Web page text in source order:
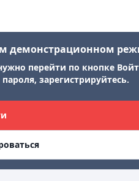
демонстрационном
перейти по кнопке
зарегистрируйтесь.